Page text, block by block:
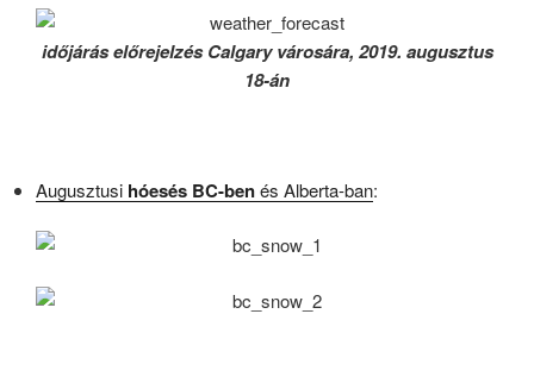
időjárás előrejelzés Calgary városára, 2019. augusztus
18-án
Augusztusi hóesés BC-benés Alberta-ban: